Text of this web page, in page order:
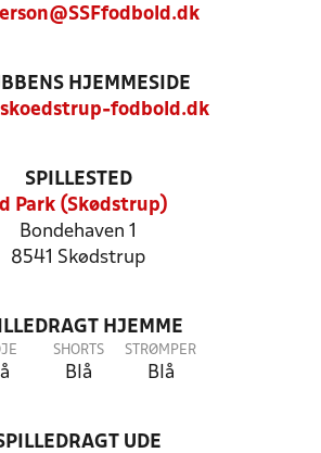
HJEMMESIDE
fodbold.dk
SPILLESTED
Park (Skødstrup)
Bondehaven 1
8541 Skødstrup
HJEMME
SHORTS
Blå
STRØMPER
Blå
UDE